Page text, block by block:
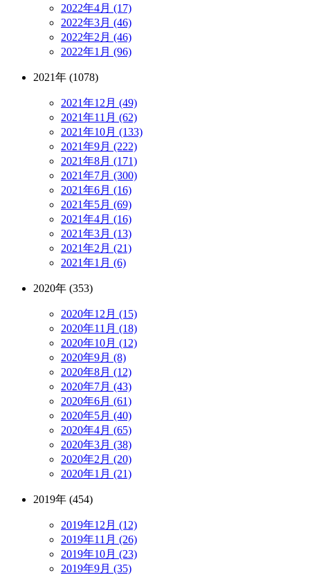
2022年4月 (17)
2022年3月 (46)
2022年2月 (46)
2022年1月 (96)
2021年 (1078)
2021年12月 (49)
2021年11月 (62)
2021年10月 (133)
2021年9月 (222)
2021年8月 (171)
2021年7月 (300)
2021年6月 (16)
2021年5月 (69)
2021年4月 (16)
2021年3月 (13)
2021年2月 (21)
2021年1月 (6)
2020年 (353)
2020年12月 (15)
2020年11月 (18)
2020年10月 (12)
2020年9月 (8)
2020年8月 (12)
2020年7月 (43)
2020年6月 (61)
2020年5月 (40)
2020年4月 (65)
2020年3月 (38)
2020年2月 (20)
2020年1月 (21)
2019年 (454)
2019年12月 (12)
2019年11月 (26)
2019年10月 (23)
2019年9月 (35)